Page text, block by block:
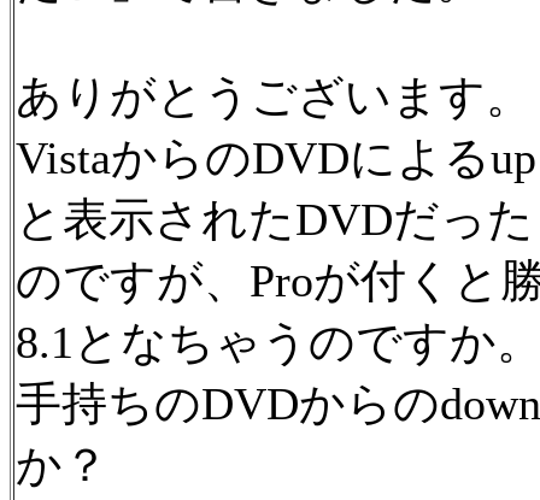
ありがとうございます。
VistaからのDVDによる
と表示されたDVDだった
のですが、Proが付くと
8.1となちゃうのですか
手持ちのDVDからの
か？